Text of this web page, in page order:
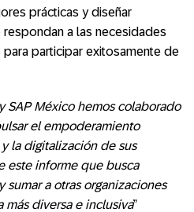
prácticas y diseñar
a las necesidades
participar exitosamente de
SAP México hemos colaborado
el empoderamiento
la digitalización de sus
este informe que busca
sumar a otras organizaciones
más diversa e inclusiva”